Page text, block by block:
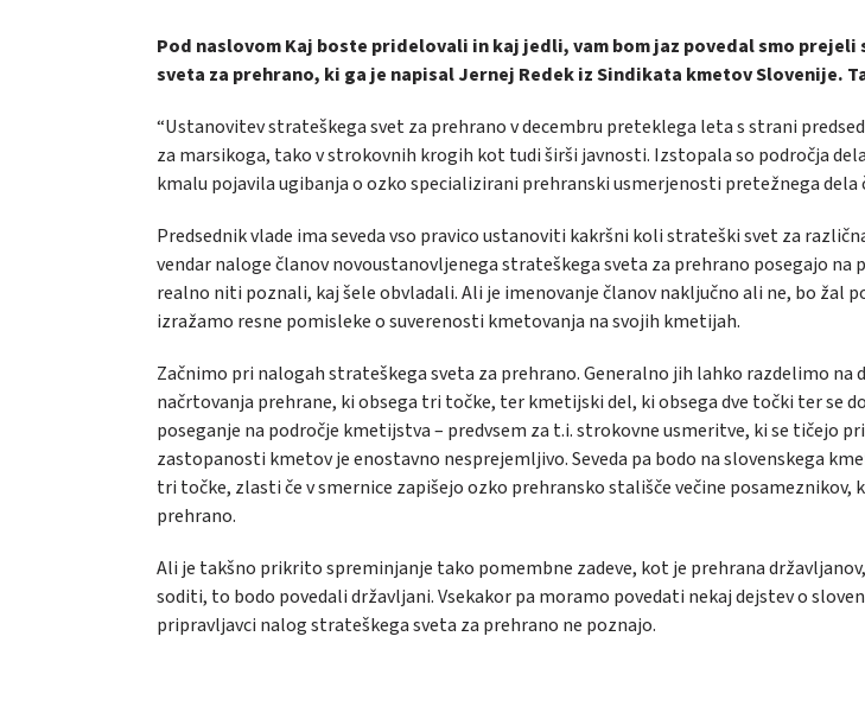
Pod naslovomKaj boste pridelovali in kaj jedli, vam bom jaz povedalsmo prejeli
sveta za prehrano, ki ga je napisal Jernej Redek iz Sindikata kmetov Slovenije.
“Ustanovitev strateškega svet za prehrano v decembru preteklega leta s strani
za marsikoga, tako v strokovnih krogih kot tudi širši javnosti. Izstopala so področja
kmalu pojavila ugibanja o ozko specializirani prehranski usmerjenosti pretežnega dela
Predsednik vlade ima seveda vso pravico ustanoviti kakršni koli strateški svet za
vendar naloge članov novoustanovljenega strateškega sveta za prehrano posegajo na
realno niti poznali, kaj šele obvladali. Ali je imenovanje članov naključno ali ne, bo žal
izražamo resne pomisleke o suverenosti kmetovanja na svojih kmetijah.
Začnimo pri nalogah strateškega sveta za prehrano. Generalno jih lahko razdelimo na
načrtovanja prehrane, ki obsega tri točke, ter kmetijski del, ki obsega dve točki ter se
poseganje na področje kmetijstva – predvsem za t.i. strokovne usmeritve, ki se tičejo
zastopanosti kmetov je enostavno nesprejemljivo. Seveda pa bodo na slovenskega
tri točke, zlasti če v smernice zapišejo ozko prehransko stališče večine posameznikov,
prehrano.
Ali je takšno prikrito spreminjanje tako pomembne zadeve, kot je prehrana
soditi, to bodo povedali državljani. Vsekakor pa moramo povedati nekaj dejstev o
pripravljavci nalog strateškega sveta za prehrano ne poznajo.